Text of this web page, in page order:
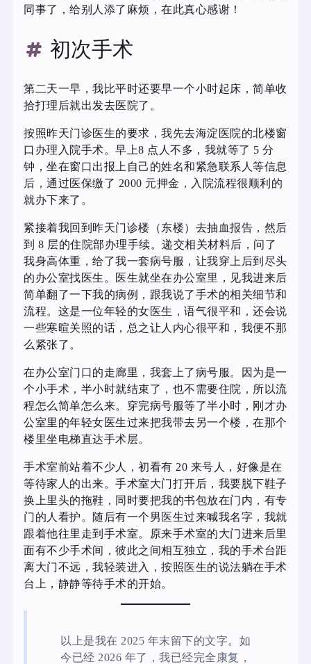
同事了，给别人添了麻烦，在此真心感谢！
初次手术
第二天一早，我比平时还要早一个小时起床，简单收
拾打理后就出发去医院了。
按照昨天门诊医生的要求，我先去海淀医院的北楼窗
口办理入院手术。早上8 点人不多，我就等了 5 分
钟，坐在窗口出报上自己的姓名和紧急联系人等信息
后，通过医保缴了 2000 元押金，入院流程很顺利的
就办下来了。
紧接着我回到昨天门诊楼（东楼）去抽血报告，然后
到 8 层的住院部办理手续。递交相关材料后，问了
我身高体重，给了我一套病号服，让我穿上后到尽头
的办公室找医生。医生就坐在办公室里，见我进来后
简单翻了一下我的病例，跟我说了手术的相关细节和
流程。这是一位年轻的女医生，语气很平和，还会说
一些寒暄关照的话，总之让人内心很平和，我便不那
么紧张了。
在办公室门口的走廊里，我套上了病号服。因为是一
个小手术，半小时就结束了，也不需要住院，所以流
程怎么简单怎么来。穿完病号服等了半小时，刚才办
公室里的年轻女医生过来把我带去另一个楼，在那个
楼里坐电梯直达手术层。
手术室前站着不少人，初看有 20 来号人，好像是在
等待家人的出来。手术室大门打开后，我要脱下鞋子
换上里头的拖鞋，同时要把我的书包放在门内，有专
门的人看护。随后有一个男医生过来喊我名字，我就
跟着他往里走到手术室。原来手术室的大门进来后里
面有不少手术间，彼此之间相互独立，我的手术台距
离大门不远，我轻装进入，按照医生的说法躺在手术
台上，静静等待手术的开始。
以上是我在 2025 年末留下的文字。如
今已经 2026 年了，我已经完全康复，